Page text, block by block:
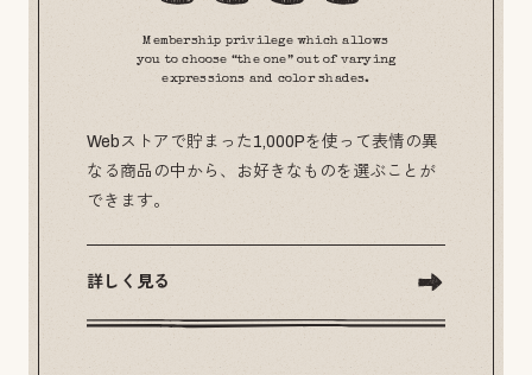
Membership privilege which allows
you to choose “the one” out of varying
expressions and color shades.
Webストアで貯まった1,000Pを使って表情の異
なる商品の中から、お好きなものを選ぶことが
できます。
詳しく見る